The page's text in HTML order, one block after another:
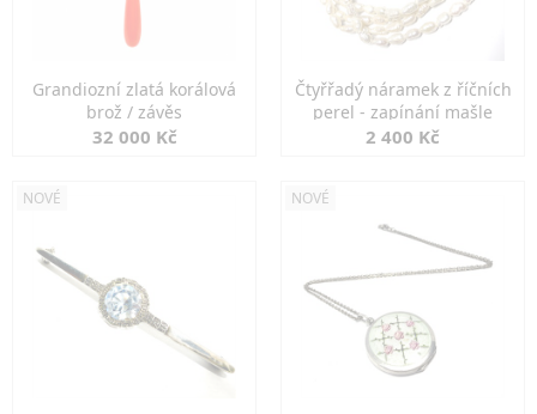
Grandiozní zlatá korálová
brož / závěs
32 000 Kč
Čtyřřadý náramek z říčních
perel - zapínání mašle
2 400 Kč
NOVÉ NOVÉ